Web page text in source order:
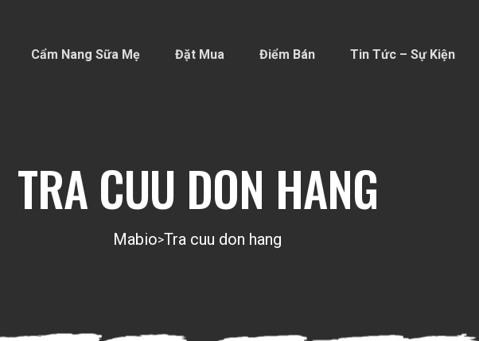
Cẩm Nang Sữa Mẹ Đặt Mua Điểm Bán Tin Tức – Sự Kiện
TRA CUU DON HANG
Mabio>Tra cuu don hang